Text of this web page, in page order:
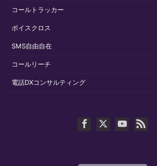
コールトラッカー
ボイスクロス
SMS自由自在
コールリーチ
電話DXコンサルティング